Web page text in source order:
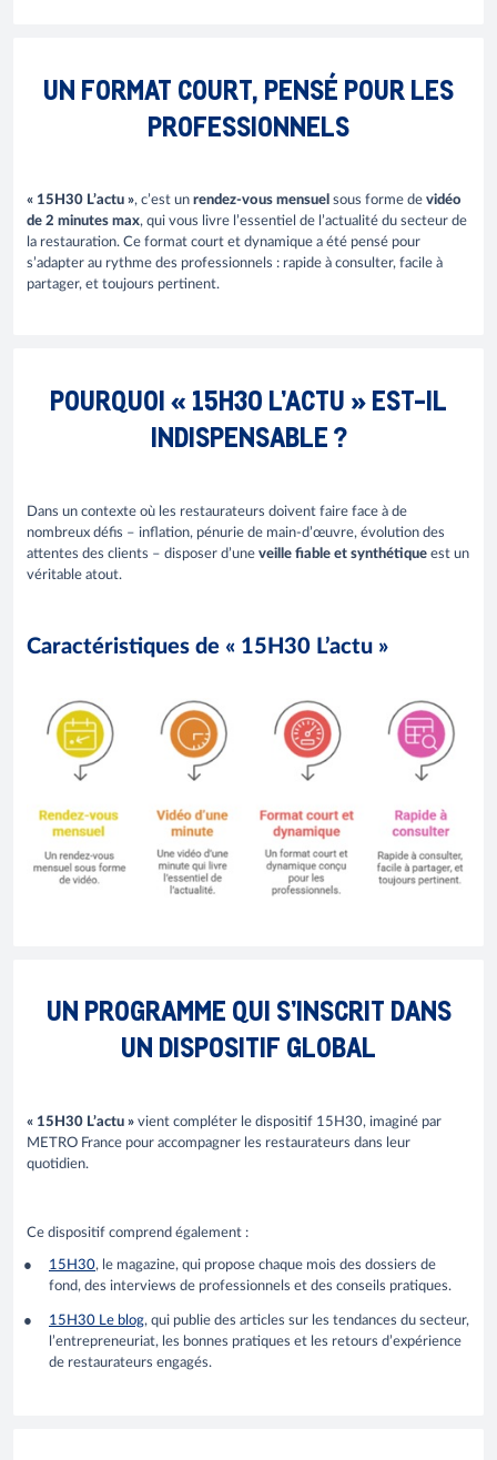
UN FORMAT COURT, PENSÉ POUR LES
PROFESSIONNELS
« 15H30 L’actu », c’est un rendez-vous mensuel sous forme de vidéo
de 2 minutes max, qui vous livre l’essentiel de l’actualité du secteur de
la restauration. Ce format court et dynamique a été pensé pour
s’adapter au rythme des professionnels : rapide à consulter, facile à
partager, et toujours pertinent.
POURQUOI « 15H30 L’ACTU » EST-IL
INDISPENSABLE ?
Dans un contexte où les restaurateurs doivent faire face à de
nombreux défis – inflation, pénurie de main-d’œuvre, évolution des
attentes des clients – disposer d’une veille fiable et synthétique est un
véritable atout.
Caractéristiques de « 15H30 L’actu »
UN PROGRAMME QUI S’INSCRIT DANS
UN DISPOSITIF GLOBAL
« 15H30 L’actu » vient compléter le dispositif 15H30, imaginé par
METRO France pour accompagner les restaurateurs dans leur
quotidien.
Ce dispositif comprend également :
15H30, le magazine, qui propose chaque mois des dossiers de
fond, des interviews de professionnels et des conseils pratiques.
15H30 Le blog, qui publie des articles sur les tendances du secteur,
l’entrepreneuriat, les bonnes pratiques et les retours d’expérience
de restaurateurs engagés.